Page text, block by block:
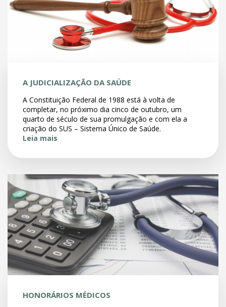
A JUDICIALIZAÇÃO DA SAÚDE
A Constituição Federal de 1988 está à volta de
completar, no próximo dia cinco de outubro, um
quarto de século de sua promulgação e com ela a
criação do SUS – Sistema Único de Saúde.
Leia mais
HONORÁRIOS MÉDICOS